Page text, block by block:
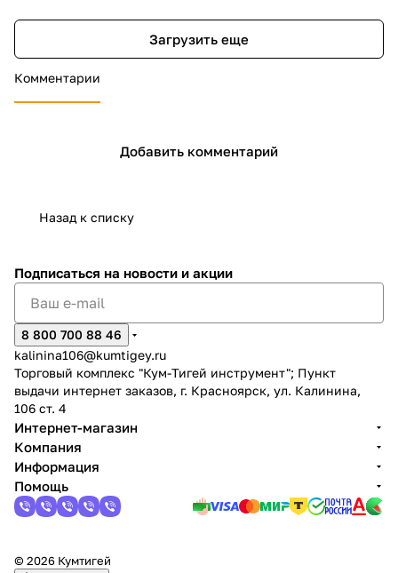
Загрузить еще
Комментарии
Добавить комментарий
Назад к списку
Подписаться на новости и акции
8 800 700 88 46
kalinina106@kumtigey.ru
Торговый комплекс "Кум-Тигей инструмент"; Пункт
выдачи интернет заказов, г. Красноярск, ул. Калинина,
106 ст. 4
Интернет-магазин
Компания
Информация
Помощь
© 2026 Кумтигей